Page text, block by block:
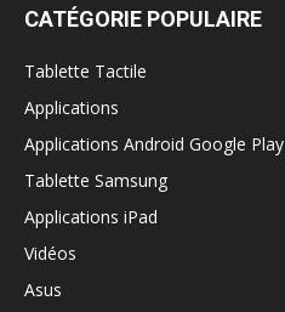
CATÉGORIE POPULAIRE
Tablette Tactile
Applications
Applications Android Google Play
Tablette Samsung
Applications iPad
Vidéos
Asus